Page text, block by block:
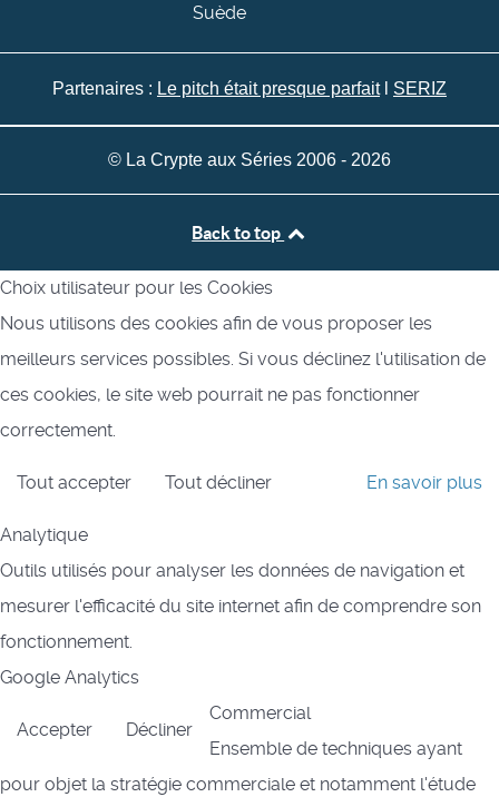
Suède
Partenaires : Le pitch était presque parfaitl SERIZ
© La Crypte aux Séries 2006 - 2026
Back to top
Choix utilisateur pour les Cookies
Nous utilisons des cookies afin de vous proposer les
meilleurs services possibles. Si vous déclinez l'utilisation de
ces cookies, le site web pourrait ne pas fonctionner
correctement.
Tout accepter Tout décliner En savoir plus
Analytique
Outils utilisés pour analyser les données de navigation et
mesurer l'efficacité du site internet afin de comprendre son
fonctionnement.
Google Analytics
Accepter Décliner
Commercial
Ensemble de techniques ayant
pour objet la stratégie commerciale et notamment l'étude